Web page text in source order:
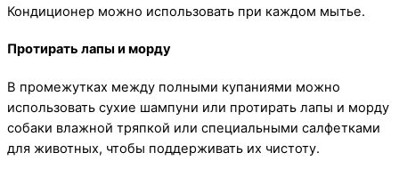
Кондиционер можно использовать при каждом мытье.
Протирать лапы и морду
В промежутках между полными купаниями можно
использовать сухие шампуни или протирать лапы и морду
собаки влажной тряпкой или специальными салфетками
для животных, чтобы поддерживать их чистоту.